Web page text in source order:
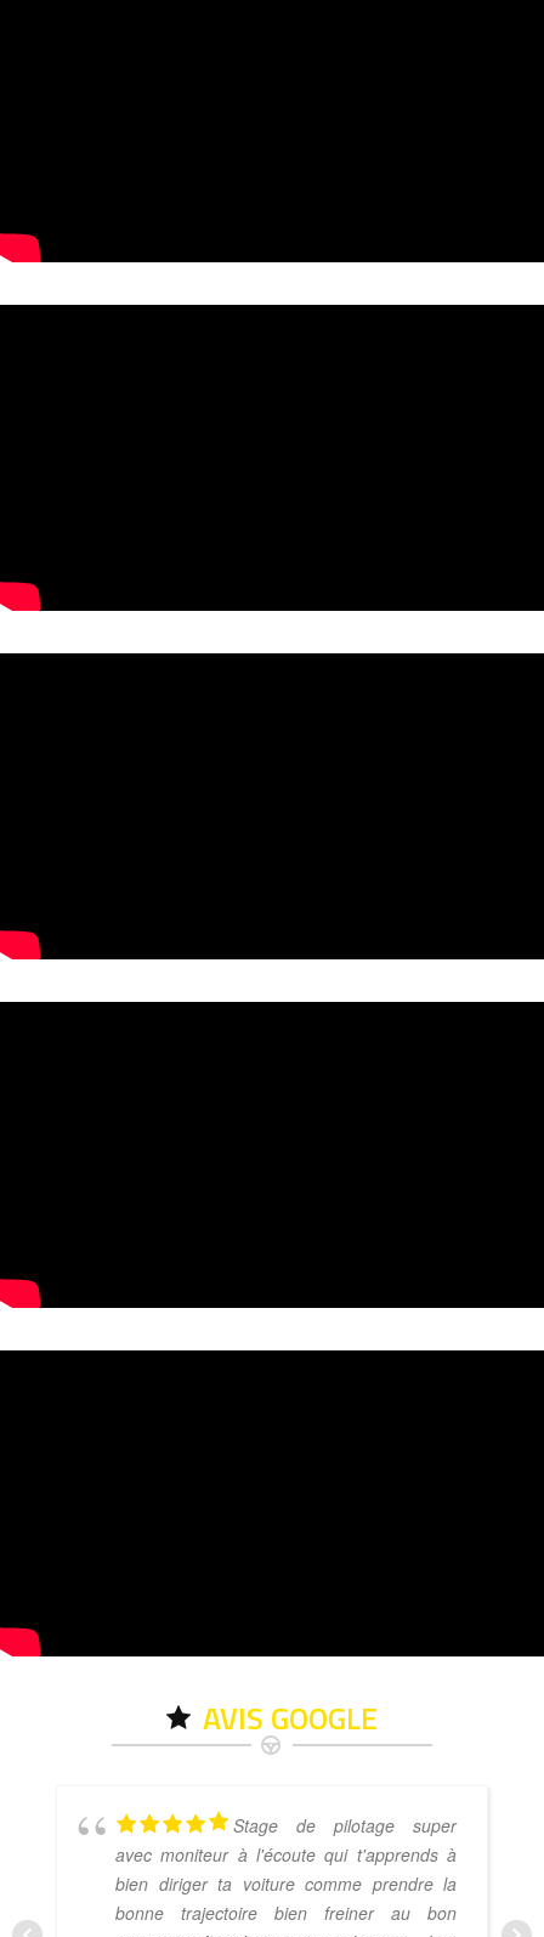
AVIS GOOGLE
Stage de pilotage super
avec moniteur à l'écoute qui t'apprends à
bien diriger ta voiture comme prendre la
bonne trajectoire bien freiner au bon